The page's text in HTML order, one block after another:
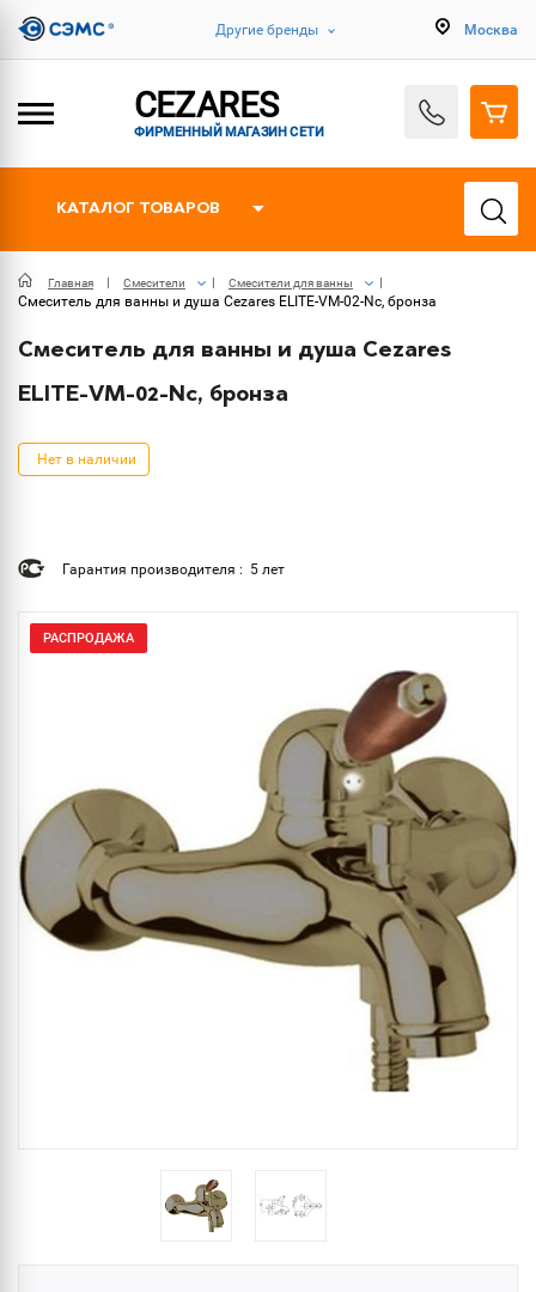
Другие бренды Москва
CEZARES
ФИРМЕННЫЙ МАГАЗИН СЕТИ
КАТАЛОГ ТОВАРОВ
Главная Смесители Смесители для ванны
Смеситель для ванны и душа Cezares ELITE-VM-02-Nc, бронза
Смеситель для ванны и душа Cezares
ELITE-VM-02-Nc, бронза
Нет в наличии
Гарантия производителя : 5 лет
РАСПРОДАЖА